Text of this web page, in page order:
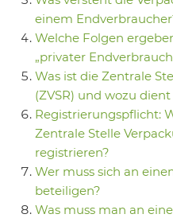
einem
Welche Folgen
„privater
Was ist die Zentrale
(ZVSR) und wozu dient
Registrierungspflicht:
Zentrale Stelle
registrieren?
Wer muss sich an
beteiligen?
Was muss man an